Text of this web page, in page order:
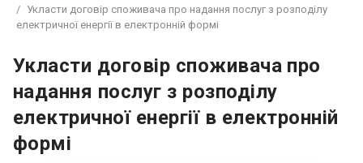
Укласти договір споживача про надання послуг з розподілу
електричної енергії в електронній формі
Укласти договір споживача про
надання послуг з розподілу
електричної енергії в електронній
формі